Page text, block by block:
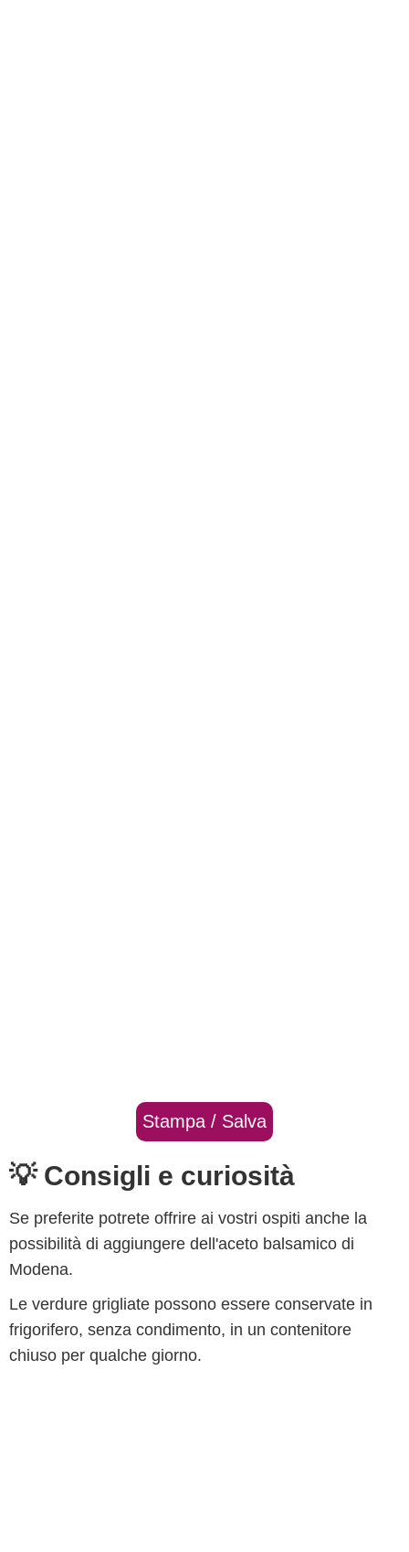
Stampa / Salva
💡 Consigli e curiosità
Se preferite potrete offrire ai vostri ospiti anche la
possibilità di aggiungere dell'aceto balsamico di
Modena.
Le verdure grigliate possono essere conservate in
frigorifero, senza condimento, in un contenitore
chiuso per qualche giorno.